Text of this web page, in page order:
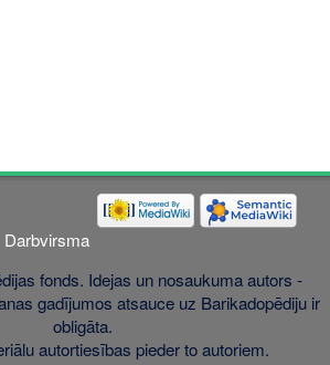
Darbvirsma
fonds. Idejas un nosaukuma autors -
gadījumos atsauce uz Barikadopēdiju ir
obligāta.
autortiesības pieder to autoriem.